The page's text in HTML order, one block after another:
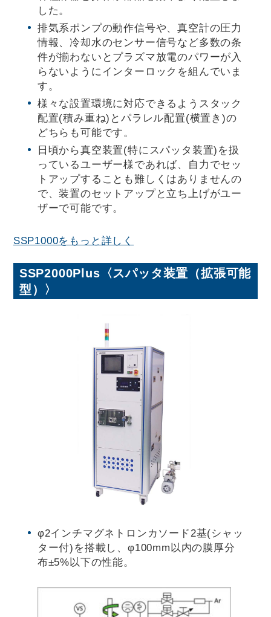
した。
排気系ポンプの動作信号や、真空計の圧力
情報、冷却水のセンサー信号など多数の条
件が揃わないとプラズマ放電のパワーが入
らないようにインターロックを組んでいま
す。
様々な設置環境に対応できるようスタック
配置(積み重ね)とパラレル配置(横置き)の
どちらも可能です。
日頃から真空装置(特にスパッタ装置)を扱
っているユーザー様であれば、自力でセッ
トアップすることも難しくはありませんの
で、装置のセットアップと立ち上げがユー
ザーで可能です。
SSP1000をもっと詳しく
SSP2000Plus〈スパッタ装置（拡張可能
型）〉
φ2インチマグネトロンカソード2基(シャッ
ター付)を搭載し、φ100mm以内の膜厚分
布±5%以下の性能。